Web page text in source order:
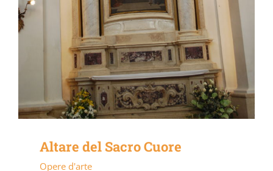
Altare del Sacro Cuore
Opere d'arte